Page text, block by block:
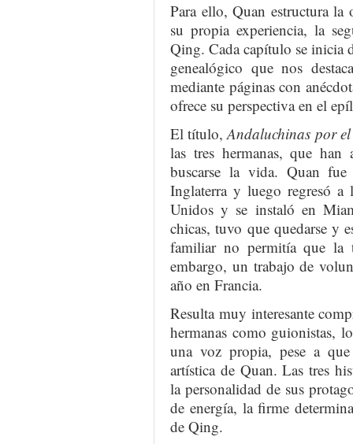
Para ello, Quan estructura la
su propia experiencia, la
Qing. Cada capítulo se inicia
genealógico que nos
mediante páginas con
ofrece su perspectiva en el
El título,Andaluchinas por
las tres hermanas, que
buscarse la vida. Quan
Inglaterra y luego regresó a
Unidos y se instaló en
chicas, tuvo que quedarse y
familiar no permitía que la
embargo, un trabajo de
año en Francia.
Resulta muy interesante
hermanas como guionistas,
una voz propia, pese a
artística de Quan. Las tres
la personalidad de sus
de energía, la firme
de Qing.